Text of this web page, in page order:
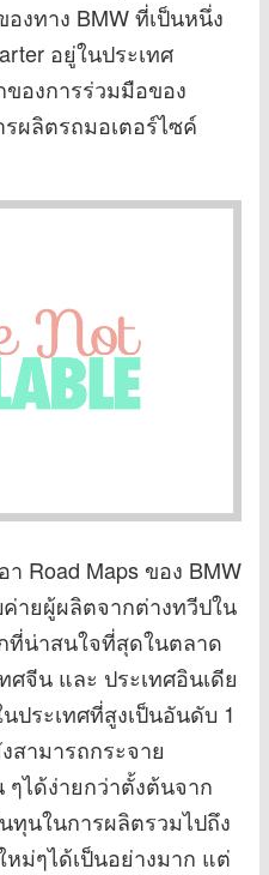
งทาง BMW ที่เป็นหนึ่ง
อยู่ในประเทศ
องการร่วมมือของ
ผลิตรถมอเตอร์ไซค์
Road Maps ของ BMW
ายผู้ผลิตจากต่างทวีปใน
ที่น่าสนใจที่สุดในตลาด
จีน และ ประเทศอินเดีย
ประเทศที่สูงเป็นอันดับ 1
สามารถกระจาย
ได้ง่ายกว่าตั้งต้นจาก
ทุนในการผลิตรวมไปถึง
ม่ๆได้เป็นอย่างมาก แต่